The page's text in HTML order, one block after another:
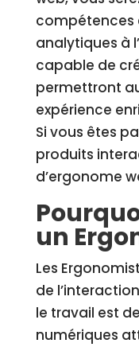
compétences
analytiques à
capable de
permettront
expérience
Si vous êtes
produits
d’ergonome
un
Les
de
le travail est
numériques